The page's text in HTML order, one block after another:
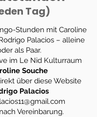
Tag)
Stunden mit Caroline
Palacios – alleine
als Paar.
im Le Nid Kulturraum
Souche
über diese Website
Palacios
Vereinbarung.